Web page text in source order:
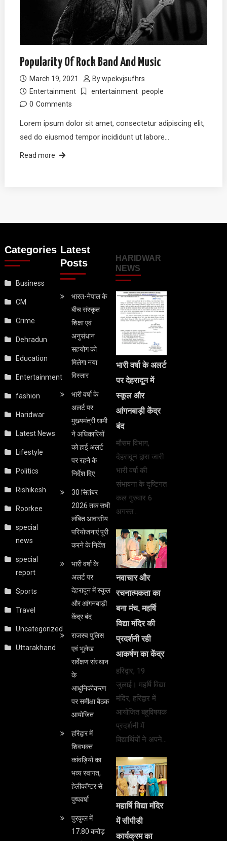
Popularity Of Rock Band And Music
March 19, 2021 By:wpekvjsufhrs
Entertainment
entertainment people
0 Comments
Lorem ipsum dolor sit amet, consectetur adipiscing elit,
sed do eiusmod tempor incididunt ut labore…
Read more
Categories
Business
CM
Crime
Dehradun
Education
Entertainment
fashion
Haridwar
Latest News
Lifestyle
Politics
Rishikesh
Roorkee
special
news
special
report
Sports
Travel
Uncategorized
Uttarakhand
Latest
Posts
भारत-नेपाल के
बीच संस्कृत
शिक्षा एवं
अनुसंधान
सहयोग को
मिलेगा नया
विस्तार
भारी वर्षा के
अलर्ट पर
मुख्यमंत्री धामी
ने अधिकारियों
को हाई अलर्ट
पर रहने के
निर्देश दिए
30 सितंबर
2026 तक सभी
लंबित आवासीय
परियोजनाएं पूरी
करने के निर्देश
भारी वर्षा के
अलर्ट पर
देहरादून में स्कूल
और आंगनबाड़ी
केंद्र बंद
राजस्व पुलिस
एवं भूलेख
सर्वेक्षण संस्थान
के
आधुनिकीकरण
पर समीक्षा बैठक
आयोजित
हरिद्वार में
शिवभक्त
कांवड़ियों का
भव्य स्वागत,
हेलीकॉप्टर से
पुष्पवर्षा
पुरकुल में
17.80 करोड़
HARIDWAR
NEWS
भारी वर्षा के अलर्ट
पर देहरादून में
स्कूल और
आंगनबाड़ी केंद्र
बंद
मौसम विभाग,
देहरादून द्वारा जारी
भारी वर्षा की
संभावना के दृष्टिगत
कल गुरुवार 6
अगस्त…
नवाचार और
रचनात्मकता का
बना मंच, महर्षि
विद्या मंदिर की
प्रदर्शनी रही
आकर्षण का केंद्र
हरिद्वार, 19
जुलाई। महर्षि विद्या
मंदिर, हरिद्वार में
आयोजित बहुविषयक
प्रदर्शनी में
विद्यार्थियों ने अपने…
महार्षि विद्या मंदिर
में सीपीडी
कार्यक्रम का